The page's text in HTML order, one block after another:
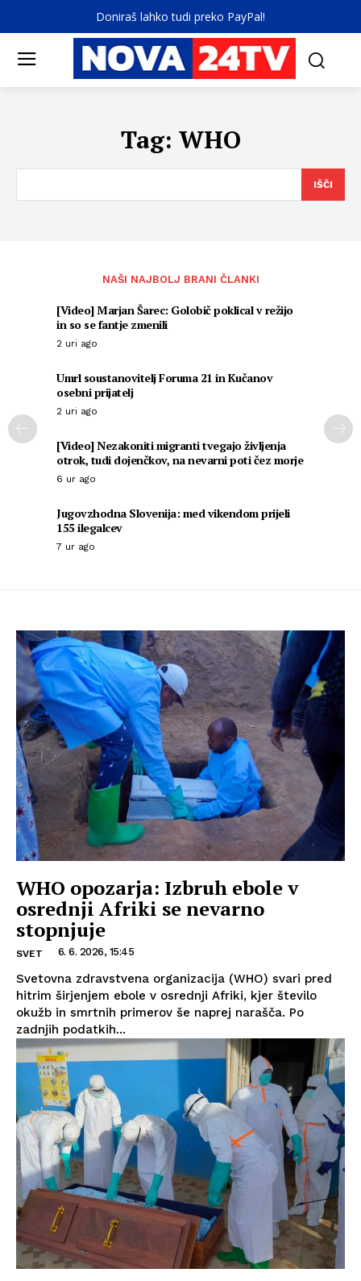
Doniraš lahko tudi preko PayPal!
Tag: WHO
IŠČI
NAŠI NAJBOLJ BRANI ČLANKI
[Video] Marjan Šarec: Golobič poklical v režijo
in so se fantje zmenili
2 uri ago
Umrl soustanovitelj Foruma 21 in Kučanov
osebni prijatelj
2 uri ago
[Video] Nezakoniti migranti tvegajo življenja
otrok, tudi dojenčkov, na nevarni poti čez morje
6 ur ago
Jugovzhodna Slovenija: med vikendom prijeli
155 ilegalcev
7 ur ago
WHO opozarja: Izbruh ebole v
osrednji Afriki se nevarno
stopnjuje
SVET 6. 6. 2026, 15:45
Svetovna zdravstvena organizacija (WHO) svari pred
hitrim širjenjem ebole v osrednji Afriki, kjer število
okužb in smrtnih primerov še naprej narašča. Po
zadnjih podatkih...